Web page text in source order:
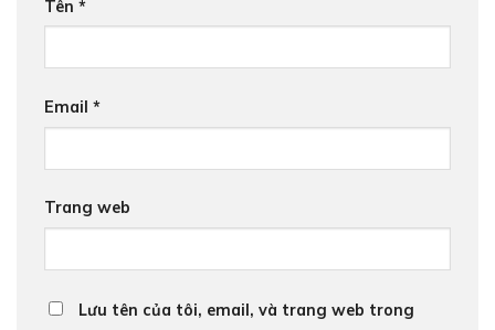
Tên *
Email *
Trang web
Lưu tên của tôi, email, và trang web trong